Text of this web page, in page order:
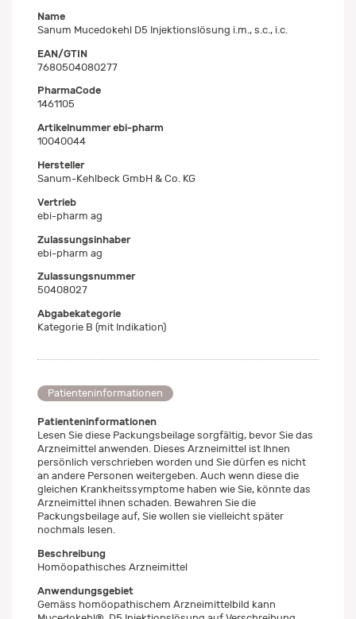
Name
Sanum Mucedokehl D5 Injektionslösung i.m., s.c., i.c.
EAN/GTIN
7680504080277
PharmaCode
1461105
Artikelnummer ebi-pharm
10040044
Hersteller
Sanum-Kehlbeck GmbH & Co. KG
Vertrieb
ebi-pharm ag
Zulassungsinhaber
ebi-pharm ag
Zulassungsnummer
50408027
Abgabekategorie
Kategorie B (mit Indikation)
Patienteninformationen
Patienteninformationen
Lesen Sie diese Packungsbeilage sorgfältig, bevor Sie das
Arzneimittel anwenden. Dieses Arzneimittel ist Ihnen
persönlich verschrieben worden und Sie dürfen es nicht
an andere Personen weitergeben. Auch wenn diese die
gleichen Krankheitssymptome haben wie Sie, könnte das
Arzneimittel ihnen schaden. Bewahren Sie die
Packungsbeilage auf, Sie wollen sie vielleicht später
nochmals lesen.
Beschreibung
Homöopathisches Arzneimittel
Anwendungsgebiet
Gemäss homöopathischem Arzneimittelbild kann